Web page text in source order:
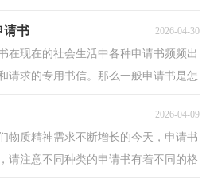
请书 2026-04-30
在现在的社会生活中各种申请书频频出
请求的专用书信。那么一般申请书是怎
2026-04-09
物质精神需求不断增长的今天，申请书
请注意不同种类的申请书有着不同的格